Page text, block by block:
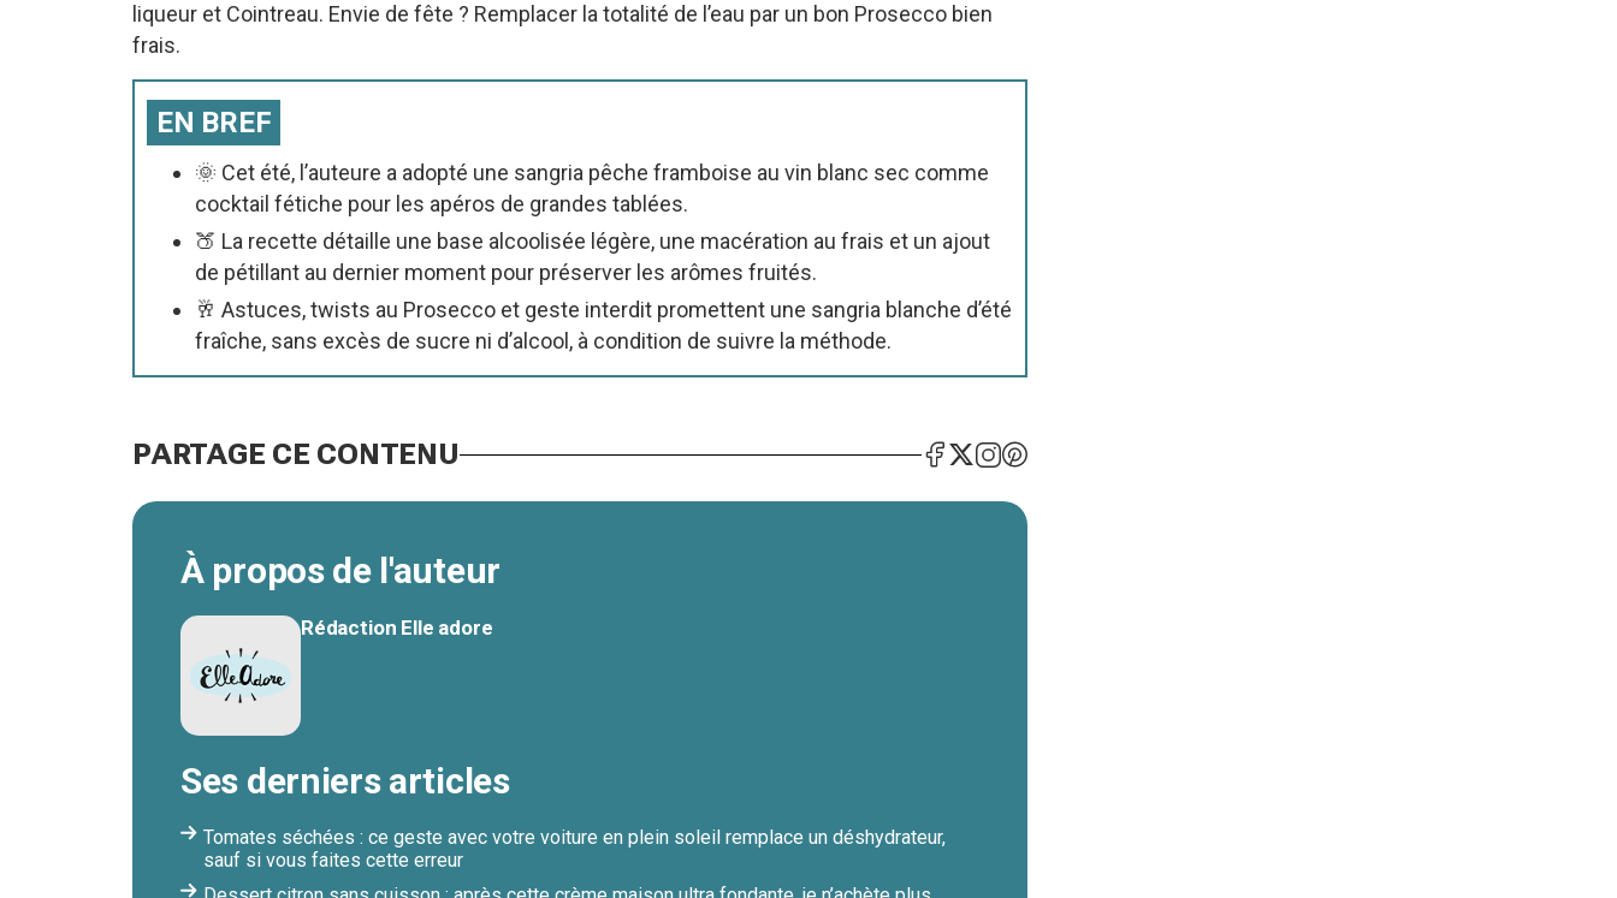
liqueur et Cointreau. Envie de fête ? Remplacer la totalité de l’eau par un bon Prosecco bien
frais.
EN BREF
🌞 Cet été, l’auteure a adopté une sangria pêche framboise au vin blanc sec comme
cocktail fétiche pour les apéros de grandes tablées.
🍑 La recette détaille une base alcoolisée légère, une macération au frais et un ajout
de pétillant au dernier moment pour préserver les arômes fruités.
🥂 Astuces, twists au Prosecco et geste interdit promettent une sangria blanche d’été
fraîche, sans excès de sucre ni d’alcool, à condition de suivre la méthode.
PARTAGE CE CONTENU
À propos de l'auteur
Rédaction Elle adore
Ses derniers articles
Tomates séchées : ce geste avec votre voiture en plein soleil remplace un déshydrateur,
sauf si vous faites cette erreur